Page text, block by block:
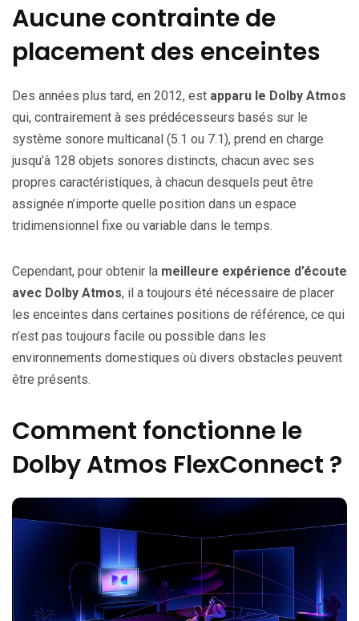
Aucune contrainte de
placement des enceintes
Des années plus tard, en 2012, est apparu le Dolby Atmos
qui, contrairement à ses prédécesseurs basés sur le
système sonore multicanal (5.1 ou 7.1), prend en charge
jusqu’à 128 objets sonores distincts, chacun avec ses
propres caractéristiques, à chacun desquels peut être
assignée n’importe quelle position dans un espace
tridimensionnel fixe ou variable dans le temps.
Cependant, pour obtenir la meilleure expérience d’écoute
avec Dolby Atmos, il a toujours été nécessaire de placer
les enceintes dans certaines positions de référence, ce qui
n’est pas toujours facile ou possible dans les
environnements domestiques où divers obstacles peuvent
être présents.
Comment fonctionne le
Dolby Atmos FlexConnect ?